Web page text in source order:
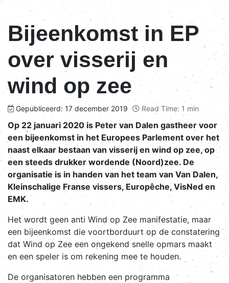
Bijeenkomst in EP
over visserij en
wind op zee
Gepubliceerd: 17 december 2019 Read Time: 1 min
Op 22 januari 2020 is Peter van Dalen gastheer voor
een bijeenkomst in het Europees Parlement over het
naast elkaar bestaan van visserij en wind op zee, op
een steeds drukker wordende (Noord)zee. De
organisatie is in handen van het team van Van Dalen,
Kleinschalige Franse vissers, Europêche, VisNed en
EMK.
Het wordt geen anti Wind op Zee manifestatie, maar
een bijeenkomst die voortborduurt op de constatering
dat Wind op Zee een ongekend snelle opmars maakt
en een speler is om rekening mee te houden.
De organisatoren hebben een programma